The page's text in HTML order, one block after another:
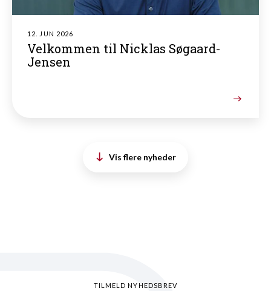
12. JUN 2026
Velkommen til Nicklas Søgaard-
Jensen
Vis flere nyheder
TILMELD NYHEDSBREV